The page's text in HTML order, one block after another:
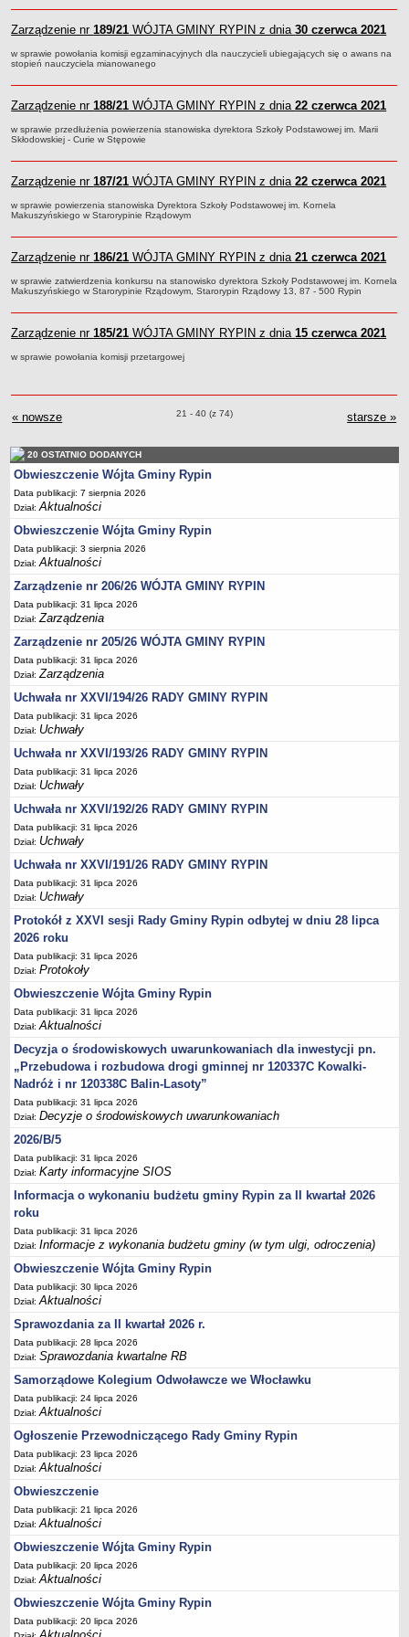
Wieloletnia Prognoza Finansowa
Majątek jednostek organizacyjnych
Dług publiczny
Realizacja inwestycji
Sprawozdania z wykonania budżetu
Sprawozdania kwartalne RB
Sprawozdania finansowe
Informacje z wykonania budżetu gminy (w tym ulgi, odroczenia)
Interpretacje indywidualne
BUDOWA PRZYDOMOWYCH OCZYSZCZALNI ŚCIEKÓW -
DOFINANSOWANIE
Preferencyjny zakup węgla
Podania, wnioski, skargi i petycje
Ewidencja ludności - obowiązek meldunkowy
Rejestry i ewidencje
Dowody osobiste
Udostępnianie informacji publicznej
Ewidencja działalności gospodarczej
Podziały nieruchomości
Ochrona środowiska
Dodatki mieszkaniowe
Świadczenia rodzinne, Fundusz alimentacyjny
Stypendia szkolne
Podatki i opłaty lokalne
Młodociani pracownicy
ePUAP - składanie dokumentów przez internet
Wydanie warunków na zjazd z drogi gminnej
Zezwolenie na usunięcie drzewa
Wniosek o ustalenie warunków zabudowy/o ustalenie lokalizacji
inwestycji celu publicznego
Działalność lobbingowa
Wniosek o wydanie warunków technicznych przyłączenia do sieci
wodociągowej/kanalizacyjnej
Wniosek o promesę przyłączenia do sieci
wodociągowej/kanalizacyjnej
Wniosek o dodatek węglowy
Zgłoszenie eksploatacji przydomowej oczyszczalni ścieków
Świadczenie pieniężne z tytułu pełnienia funkcji sołtysa
Deklaracja dotycząca źródeł ciepła i źródeł spalania paliw
Rolnictwo
Wniosek o przyznanie dotacji celowej na wymianę źródeł ciepła
P R Z E T A R G I
Plan postepowań o udzielenie zamówień
PRZETARGI UZP
Zapytania ofertowe
Przetargi - zbycie,dzierżawa,najem mienia komunalnego
Zamówienia Gminnego Ośrodka Pomocy Społecznej
PLANY, PROGRAMY DZIAŁANIA, REGULAMINY
Raporty o stanie gminy
Program profilaktyki i rozwiązywania problemów alkoholowych oraz
przeciwdziałania narkomanii
Strategia Rozwiązywania Problemów Społecznych na terenie Gminy
Rypin
Gminny Program Przeciwdziałania Przemocy w Rodzinie oraz
Ochrony Ofiar Przemocy w Rodzinie
Gminny Program Wspierania Rodziny na lata 2023 - 2025
Program współpracy Gminy Rypin z organizacjami pozarządowymi
oraz innymi podmiotami prowadzącymi działalność pożytku
publicznego
Regulamin utrzymania czystości i porządku na terenie gminy Rypin
Regulamin zasad i trybu nadawania i pozbawiania tytułów
,,Honorowy Obywatel Gminy Rypin' i ,,Zasłużony dla Gminy Rypin'
Regulamin dotowania demontażu i utylizacji materiałów
zawierających azbest z budynków na terenie Gminy Rypin ze
środków Gminnego Funduszu Ochrony Środowiska i Gospodarki
Wodnej
Zasady i tryb postępowania przy udzielaniu dotacji celowej osobom
Zarządzenie nr189/21 WÓJTA GMINY RYPIN z dnia30 czerwca 2021
w sprawie powołania komisji egzaminacyjnych dla nauczycieli ubiegających się o awans na
stopień nauczyciela mianowanego
Zarządzenie nr188/21 WÓJTA GMINY RYPIN z dnia22 czerwca 2021
w sprawie przedłużenia powierzenia stanowiska dyrektora Szkoły Podstawowej im. Marii
Skłodowskiej - Curie w Stępowie
Zarządzenie nr187/21 WÓJTA GMINY RYPIN z dnia22 czerwca 2021
w sprawie powierzenia stanowiska Dyrektora Szkoły Podstawowej im. Kornela
Makuszyńskiego w Starorypinie Rządowym
Zarządzenie nr186/21 WÓJTA GMINY RYPIN z dnia21 czerwca 2021
w sprawie zatwierdzenia konkursu na stanowisko dyrektora Szkoły Podstawowej im. Kornela
Makuszyńskiego w Starorypinie Rządowym, Starorypin Rządowy 13, 87 - 500 Rypin
Zarządzenie nr185/21 WÓJTA GMINY RYPIN z dnia15 czerwca 2021
w sprawie powołania komisji przetargowej
« nowsze zarządzenia WÓJTA GMINY RYPIN
Zarządzenia o pozycjach
21 - 40 (z 74) starsze »
20 OSTATNIO DODANYCH
Obwieszczenie Wójta Gminy Rypin
Data publikacji: 7 sierpnia 2026
Dział:Aktualności
Obwieszczenie Wójta Gminy Rypin
Data publikacji: 3 sierpnia 2026
Dział:Aktualności
Zarządzenie nr 206/26 WÓJTA GMINY RYPIN
Data publikacji: 31 lipca 2026
Dział:Zarządzenia
Zarządzenie nr 205/26 WÓJTA GMINY RYPIN
Data publikacji: 31 lipca 2026
Dział:Zarządzenia
Uchwała nr XXVI/194/26 RADY GMINY RYPIN
Data publikacji: 31 lipca 2026
Dział: Uchwały
Uchwała nr XXVI/193/26 RADY GMINY RYPIN
Data publikacji: 31 lipca 2026
Dział: Uchwały
Uchwała nr XXVI/192/26 RADY GMINY RYPIN
Data publikacji: 31 lipca 2026
Dział: Uchwały
Uchwała nr XXVI/191/26 RADY GMINY RYPIN
Data publikacji: 31 lipca 2026
Dział: Uchwały
Protokół z XXVI sesji Rady Gminy Rypin odbytej w dniu 28 lipca
2026 roku
Data publikacji: 31 lipca 2026
Dział:Protokoły
Obwieszczenie Wójta Gminy Rypin
Data publikacji: 31 lipca 2026
Dział:Aktualności
Decyzja o środowiskowych uwarunkowaniach dla inwestycji pn.
„Przebudowa i rozbudowa drogi gminnej nr 120337C Kowalki-
Nadróż i nr 120338C Balin-Lasoty”
Data publikacji: 31 lipca 2026
Dział:Decyzje o środowiskowych uwarunkowaniach
2026/B/5
Data publikacji: 31 lipca 2026
Dział:Karty informacyjne SIOS
Informacja o wykonaniu budżetu gminy Rypin za II kwartał 2026
roku
Data publikacji: 31 lipca 2026
Dział:Informacje z wykonania budżetu gminy (w tym ulgi, odroczenia)
Obwieszczenie Wójta Gminy Rypin
Data publikacji: 30 lipca 2026
Dział:Aktualności
Sprawozdania za II kwartał 2026 r.
Data publikacji: 28 lipca 2026
Dział:Sprawozdania kwartalne RB
Samorządowe Kolegium Odwoławcze we Włocławku
Data publikacji: 24 lipca 2026
Dział:Aktualności
Ogłoszenie Przewodniczącego Rady Gminy Rypin
Data publikacji: 23 lipca 2026
Dział:Aktualności
Obwieszczenie
Data publikacji: 21 lipca 2026
Dział:Aktualności
Obwieszczenie Wójta Gminy Rypin
Data publikacji: 20 lipca 2026
Dział:Aktualności
Obwieszczenie Wójta Gminy Rypin
Data publikacji: 20 lipca 2026